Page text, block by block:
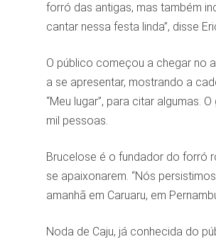
forró das antigas, mas também
cantar nessa festa linda”, disse
O público começou a chegar no
a se apresentar, mostrando a
“Meu lugar”, para citar algumas.
mil pessoas.
Brucelose é o fundador do forró
se apaixonarem. “Nós
amanhã em Caruaru, em
Noda de Caju, já conhecida do